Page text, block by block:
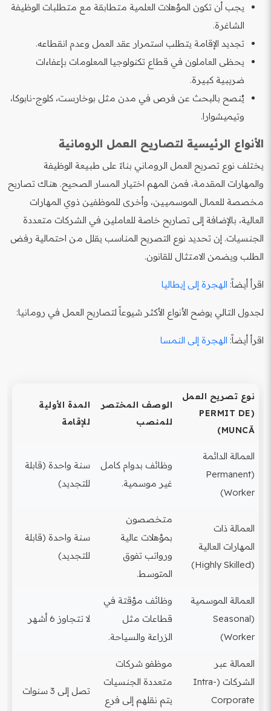
يجب أن تكون المؤهلات العلمية متطابقة مع متطلبات الوظيفة
الشاغرة.
تجديد الإقامة يتطلب استمرار عقد العمل وعدم انقطاعه.
يحظى العاملون في قطاع تكنولوجيا المعلومات بإعفاءات
ضريبية كبيرة.
يُنصح بالبحث عن فرص في مدن مثل بوخارست، كلوج-نابوكا،
وتيميشوارا.
الأنواع الرئيسية لتصاريح العمل الرومانية
يختلف نوع تصريح العمل الروماني بناءً على طبيعة الوظيفة
والمهارات المقدمة، فمن المهم اختيار المسار الصحيح. هناك تصاريح
مخصصة للعمال الموسميين، وأخرى للموظفين ذوي المهارات
العالية، بالإضافة إلى تصاريح خاصة للعاملين في الشركات متعددة
الجنسيات. إن تحديد نوع التصريح المناسب يقلل من احتمالية رفض
الطلب ويضمن الامتثال للقانون.
اقرأ أيضاً: الهجرة إلى إيطاليا
لجدول التالي يوضح الأنواع الأكثر شيوعاً لتصاريح العمل في رومانيا:
اقرأ أيضاً: الهجرة إلى النمسا
نوع تصريح العمل
(PERMIT DE
MUNCĂ)
الوصف المختصر
للمنصب
المدة الأولية
للإقامة
العمالة الدائمة
(Permanent
Worker)
وظائف بدوام كامل
غير موسمية.
سنة واحدة (قابلة
للتجديد)
العمالة ذات
المهارات العالية
(Highly Skilled)
متخصصون
بمؤهلات عالية
ورواتب تفوق
المتوسط.
سنة واحدة (قابلة
للتجديد)
العمالة الموسمية
(Seasonal
Worker)
وظائف مؤقتة في
قطاعات مثل
الزراعة والسياحة.
لا تتجاوز 6 أشهر
العمالة عبر
الشركات (Intra-
Corporate
موظفو شركات
متعددة الجنسيات
يتم نقلهم إلى فرع
تصل إلى 3 سنوات